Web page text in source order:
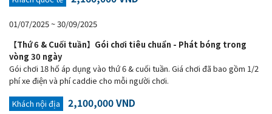
01/07/2025 ~ 30/09/2025
【Thứ 6 & Cuối tuần】Gói chơi tiêu chuẩn - Phát bóng trong
vòng 30 ngày
Gói chơi 18 hố áp dụng vào thứ 6 & cuối tuần. Giá chơi đã bao gồm 1/2
phí xe điện và phí caddie cho mỗi người chơi.
Khách nội địa
2,100,000 VND